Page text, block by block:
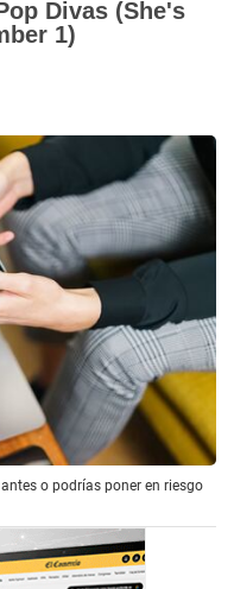
o podrías poner en riesgo